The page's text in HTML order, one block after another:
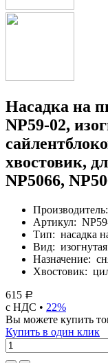
Насадка на
NP59-02,
хвостовик,
NP5066,
Производитель:
Артикул:
Тип: насадка
Вид: изогнутая
Назначение:
Хвостовик:
615 Р
с НДС • 22%
Вы можете купить
Купить в один клик